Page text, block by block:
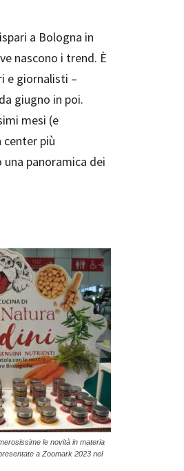
a Bologna in
nascono i trend. È
e giornalisti –
giugno in poi.
mesi (e
più
panoramica dei
le novità in materia
a Zoomark 2023 nel